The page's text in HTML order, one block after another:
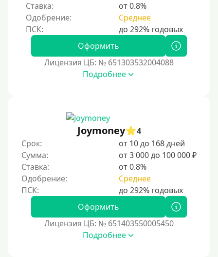
По водительскому удостоверению
По СНИЛСу
Без СНИЛСа
По паспорту
Без подтверждения дохода
Без справок и поручителей
Без посредников
Процент
Под 1 %
С пролонгацией (продлением)
Под высокий процент
Ставка:
от 0.8%
Одобрение:
Среднее
Оформить
Лицензия ЦБ: № 651303532004088
Подробнее
Joymoney
4
Срок:
от 10 до 168 дней
Сумма:
от 3 000 до 100 000 ₽
Ставка:
от 0.8%
Одобрение:
Среднее
Оформить
Лицензия ЦБ: № 651403550005450
Подробнее